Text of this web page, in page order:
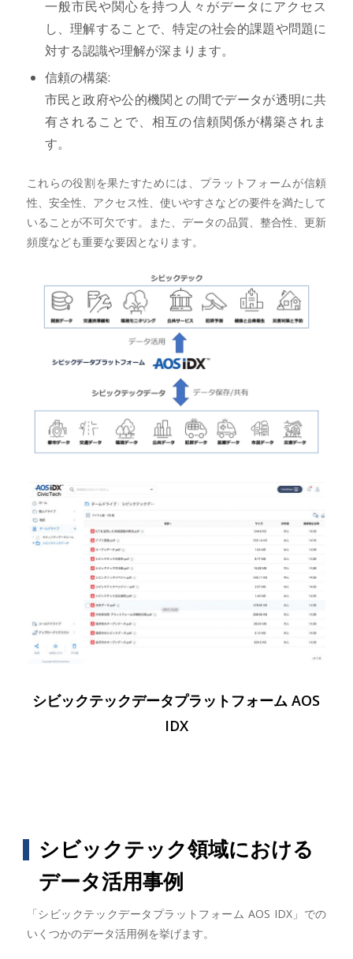
一般市民や関心を持つ人々がデータにアクセス
し、理解することで、特定の社会的課題や問題に
対する認識や理解が深まります。
信頼の構築:
市民と政府や公的機関との間でデータが透明に共
有されることで、相互の信頼関係が構築されま
す。
これらの役割を果たすためには、プラットフォームが信頼
性、安全性、アクセス性、使いやすさなどの要件を満たして
いることが不可欠です。また、データの品質、整合性、更新
頻度なども重要な要因となります。
シビックテックデータプラットフォーム AOS
IDX
シビックテック領域における
データ活用事例
「シビックテックデータプラットフォーム AOS IDX」での
いくつかのデータ活用例を挙げます。